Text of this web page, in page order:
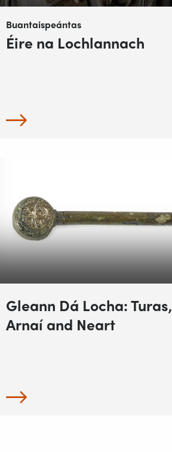
Buantaispeántas
Éire na Lochlannach
Gleann Dá Locha: Turas,
Arnaí and Neart